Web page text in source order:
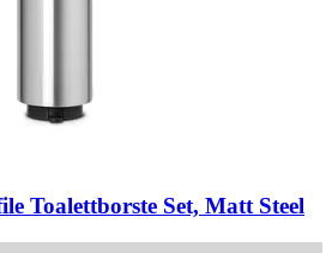
Toalettborste Set, Matt Steel